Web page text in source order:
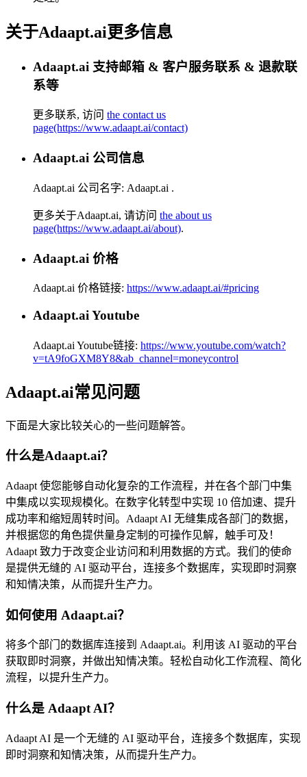
关于Adaapt.ai更多信息
Adaapt.ai 支持邮箱 & 客户服务联系 & 退款联
系等
更多联系, 访问 the contact us
page(https://www.adaapt.ai/contact)
Adaapt.ai 公司信息
Adaapt.ai 公司名字: Adaapt.ai .
更多关于Adaapt.ai, 请访问 the about us
page(https://www.adaapt.ai/about).
Adaapt.ai 价格
Adaapt.ai 价格链接: https://www.adaapt.ai/#pricing
Adaapt.ai Youtube
Adaapt.ai Youtube链接: https://www.youtube.com/watch?
v=tA9foGXM8Y8&ab_channel=moneycontrol
Adaapt.ai常见问题
下面是大家比较关心的一些问题解答。
什么是Adaapt.ai？
Adaapt 使您能够自动化复杂的工作流程，并在各个部门中集
中集成以实现规模化。在数字化转型中实现 10 倍加速、提升
成功率和缩短周转时间。Adaapt AI 无缝集成各部门的数据，
并根据您的角色提供量身定制的可操作见解，触手可及！
Adaapt 致力于改变企业访问和利用数据的方式。我们的使命
是提供无缝的 AI 驱动平台，连接多个数据库，实现即时洞察
和知情决策，从而提升生产力。
如何使用 Adaapt.ai？
将多个部门的数据库连接到 Adaapt.ai。利用该 AI 驱动的平台
获取即时洞察，并做出知情决策。轻松自动化工作流程、简化
流程，以提升生产力。
什么是 Adaapt AI？
Adaapt AI 是一个无缝的 AI 驱动平台，连接多个数据库，实现
即时洞察和知情决策，从而提升生产力。